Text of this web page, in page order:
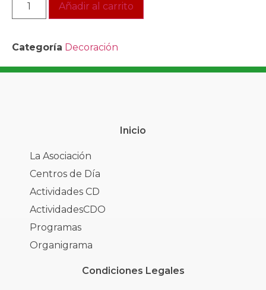
Añadir al carrito
Categoría Decoración
Inicio
La Asociación
Centros de Día
Actividades CD
ActividadesCDO
Programas
Organigrama
Condiciones Legales